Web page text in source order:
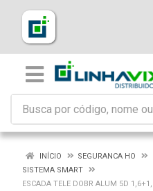
INÍCIO
SEGURANCA HO
SISTEMA SMART
ESCADA TELE DOBR ALUM 5D